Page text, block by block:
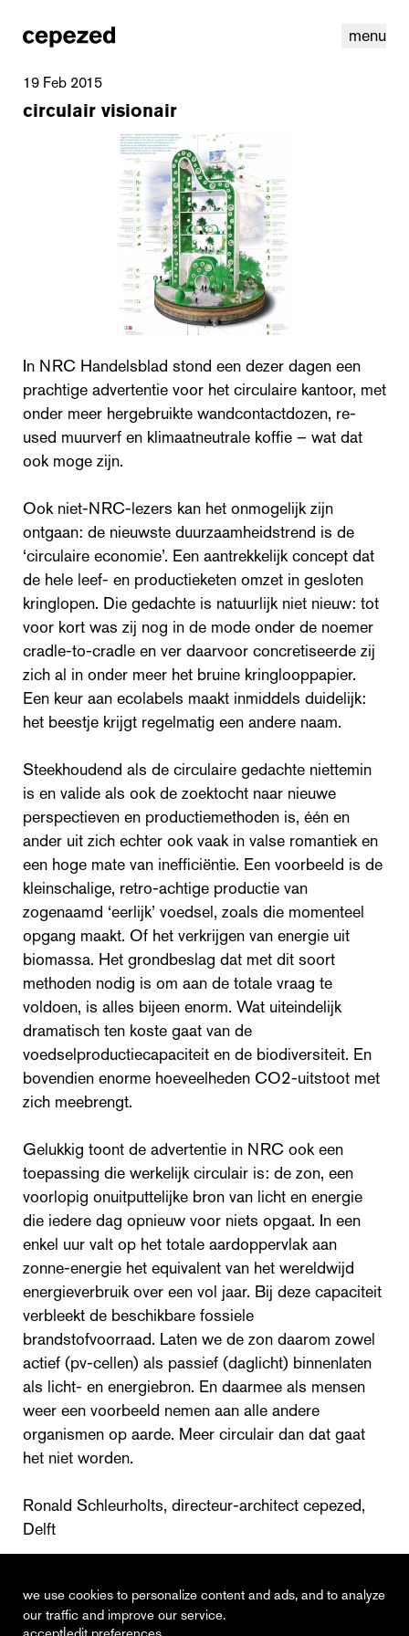
we use cookies to personalize content and ads, and to analyze
our traffic and improve our service.
menu
19 Feb 2015
circulair visionair
In NRC Handelsblad stond een dezer dagen een
prachtige advertentie voor het circulaire kantoor, met
onder meer hergebruikte wandcontactdozen, re-
used muurverf en klimaatneutrale koffie – wat dat
ook moge zijn.
Ook niet-NRC-lezers kan het onmogelijk zijn
ontgaan: de nieuwste duurzaamheidstrend is de
‘circulaire economie’. Een aantrekkelijk concept dat
de hele leef- en productieketen omzet in gesloten
kringlopen. Die gedachte is natuurlijk niet nieuw: tot
voor kort was zij nog in de mode onder de noemer
cradle-to-cradle en ver daarvoor concretiseerde zij
zich al in onder meer het bruine kringlooppapier.
Een keur aan ecolabels maakt inmiddels duidelijk:
het beestje krijgt regelmatig een andere naam.
Steekhoudend als de circulaire gedachte niettemin
is en valide als ook de zoektocht naar nieuwe
perspectieven en productiemethoden is, één en
ander uit zich echter ook vaak in valse romantiek en
een hoge mate van inefficiëntie. Een voorbeeld is de
kleinschalige, retro-achtige productie van
zogenaamd ‘eerlijk’ voedsel, zoals die momenteel
opgang maakt. Of het verkrijgen van energie uit
biomassa. Het grondbeslag dat met dit soort
methoden nodig is om aan de totale vraag te
voldoen, is alles bijeen enorm. Wat uiteindelijk
dramatisch ten koste gaat van de
voedselproductiecapaciteit en de biodiversiteit. En
bovendien enorme hoeveelheden CO2-uitstoot met
zich meebrengt.
Gelukkig toont de advertentie in NRC ook een
toepassing die werkelijk circulair is: de zon, een
voorlopig onuitputtelijke bron van licht en energie
die iedere dag opnieuw voor niets opgaat. In een
enkel uur valt op het totale aardoppervlak aan
zonne-energie het equivalent van het wereldwijd
energieverbruik over een vol jaar. Bij deze capaciteit
verbleekt de beschikbare fossiele
brandstofvoorraad. Laten we de zon daarom zowel
actief (pv-cellen) als passief (daglicht) binnenlaten
als licht- en energiebron. En daarmee als mensen
weer een voorbeeld nemen aan alle andere
organismen op aarde. Meer circulair dan dat gaat
het niet worden.
Ronald Schleurholts, directeur-architect cepezed,
Delft